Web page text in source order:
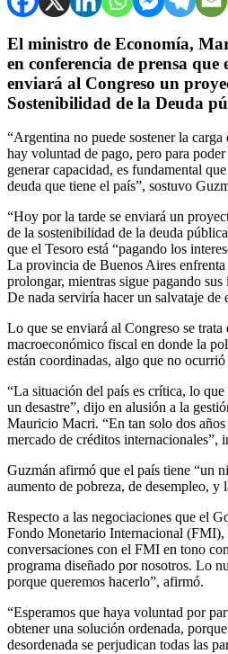
El ministro de Economía,
en conferencia de prensa que
enviará al Congreso un
Sostenibilidad de la Deuda
“Argentina no puede sostener la
hay voluntad de pago, pero para
generar capacidad, es fundamental
deuda que tiene el país”, sostuvo
“Hoy por la tarde se enviará un
de la sostenibilidad de la deuda
que el Tesoro está “pagando los
La provincia de Buenos Aires
prolongar, mientras sigue pagando
De nada serviría hacer un salvataje de
Lo que se enviará al Congreso se trata
macroeconómico fiscal en donde la
están coordinadas, algo que no
“La situación del país es crítica, lo que
un desastre”, dijo en alusión a la
Mauricio Macri. “En tan solo dos
mercado de créditos internacionales”,
Guzmán afirmó que el país tiene “un
aumento de pobreza, de desempleo, y
Respecto a las negociaciones que el
Fondo Monetario Internacional (FMI),
conversaciones con el FMI en tono
programa diseñado por nosotros. Lo
porque queremos hacerlo”, afirmó.
“Esperamos que haya voluntad por
obtener una solución ordenada,
desordenada se perjudican todas las